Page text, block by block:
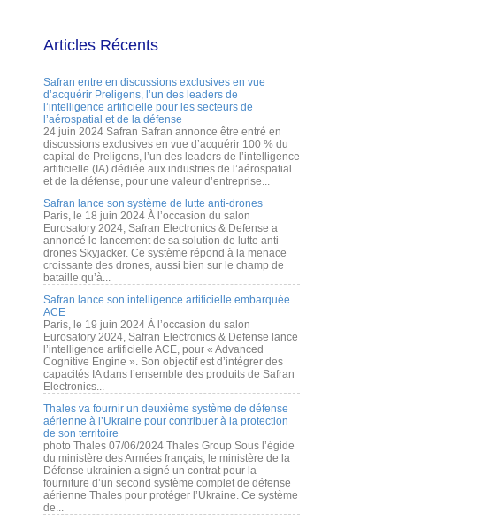
Articles Récents
Safran entre en discussions exclusives en vue
d’acquérir Preligens, l’un des leaders de
l’intelligence artificielle pour les secteurs de
l’aérospatial et de la défense
24 juin 2024 Safran Safran annonce être entré en
discussions exclusives en vue d’acquérir 100 % du
capital de Preligens, l’un des leaders de l’intelligence
artificielle (IA) dédiée aux industries de l’aérospatial
et de la défense, pour une valeur d’entreprise...
Safran lance son système de lutte anti-drones
Paris, le 18 juin 2024 À l’occasion du salon
Eurosatory 2024, Safran Electronics & Defense a
annoncé le lancement de sa solution de lutte anti-
drones Skyjacker. Ce système répond à la menace
croissante des drones, aussi bien sur le champ de
bataille qu’à...
Safran lance son intelligence artificielle embarquée
ACE
Paris, le 19 juin 2024 À l’occasion du salon
Eurosatory 2024, Safran Electronics & Defense lance
l’intelligence artificielle ACE, pour « Advanced
Cognitive Engine ». Son objectif est d’intégrer des
capacités IA dans l’ensemble des produits de Safran
Electronics...
Thales va fournir un deuxième système de défense
aérienne à l’Ukraine pour contribuer à la protection
de son territoire
photo Thales 07/06/2024 Thales Group Sous l’égide
du ministère des Armées français, le ministère de la
Défense ukrainien a signé un contrat pour la
fourniture d’un second système complet de défense
aérienne Thales pour protéger l’Ukraine. Ce système
de...